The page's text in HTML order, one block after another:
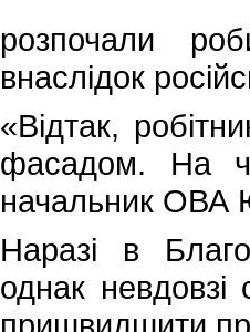
розпочали
внаслідок
«Відтак,
фасадом. На
начальник ОВА
Наразі в
однак